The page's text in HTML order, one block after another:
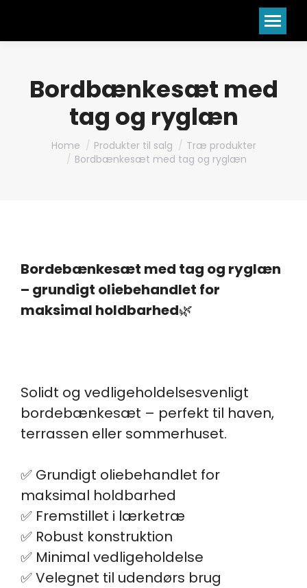
Bordbænkesæt med
tag og ryglæn
You are here:
Home Produkter til salg
Træ produkter
Bordbænkesæt med tag og ryglæn
Bordebænkesæt med tag og ryglæn
– grundigt oliebehandlet for
maksimal holdbarhed🌿
Solidt og vedligeholdelsesvenligt
bordebænkesæt – perfekt til haven,
terrassen eller sommerhuset.
✅ Grundigt oliebehandlet for
maksimal holdbarhed
✅ Fremstillet i lærketræ
✅ Robust konstruktion
✅ Minimal vedligeholdelse
✅ Velegnet til udendørs brug